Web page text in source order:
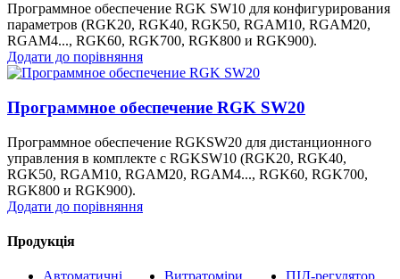
Программное обеспечение RGK SW10 для конфигурирования
параметров (RGK20, RGK40, RGK50, RGAM10, RGAM20,
RGAM4..., RGK60, RGK700, RGK800 и RGK900).
Додати до порівняння
Программное обеспечение RGK SW20
Программное обеспечение RGKSW20 для дистанционного
управления в комплекте с RGKSW10 (RGK20, RGK40,
RGK50, RGAM10, RGAM20, RGAM4..., RGK60, RGK700,
RGK800 и RGK900).
Додати до порівняння
Продукція